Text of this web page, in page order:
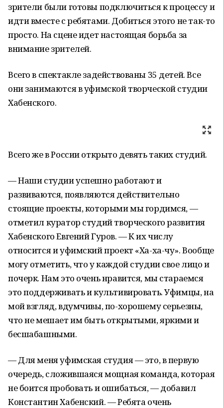
зрители были готовы подключиться к процессу и
идти вместе с ребятами. Добиться этого не так-то
просто. На сцене идет настоящая борьба за
внимание зрителей.
Всего в спектакле задействованы 35 детей. Все
они занимаются в уфимской творческой студии
Хабенского.
Всего же в России открыто девять таких студий.
— Наши студии успешно работают и
развиваются, появляются действительно
стоящие проекты, которыми мы гордимся, —
отметил куратор студий творческого развития
Хабенского Евгений Гуров. — К их числу
относится и уфимский проект «Ха-ха-чу». Вообще
могу отметить, что у каждой студии свое лицо и
почерк. Нам это очень нравится, мы стараемся
это поддерживать и культивировать. Уфимцы, на
мой взгляд, вдумчивы, по-хорошему серьезны,
что не мешает им быть открытыми, яркими и
бесшабашными.
— Для меня уфимская студия — это, в первую
очередь, сложившаяся мощная команда, которая
не боится пробовать и ошибаться, — добавил
Константин Хабенский. — Ребята очень